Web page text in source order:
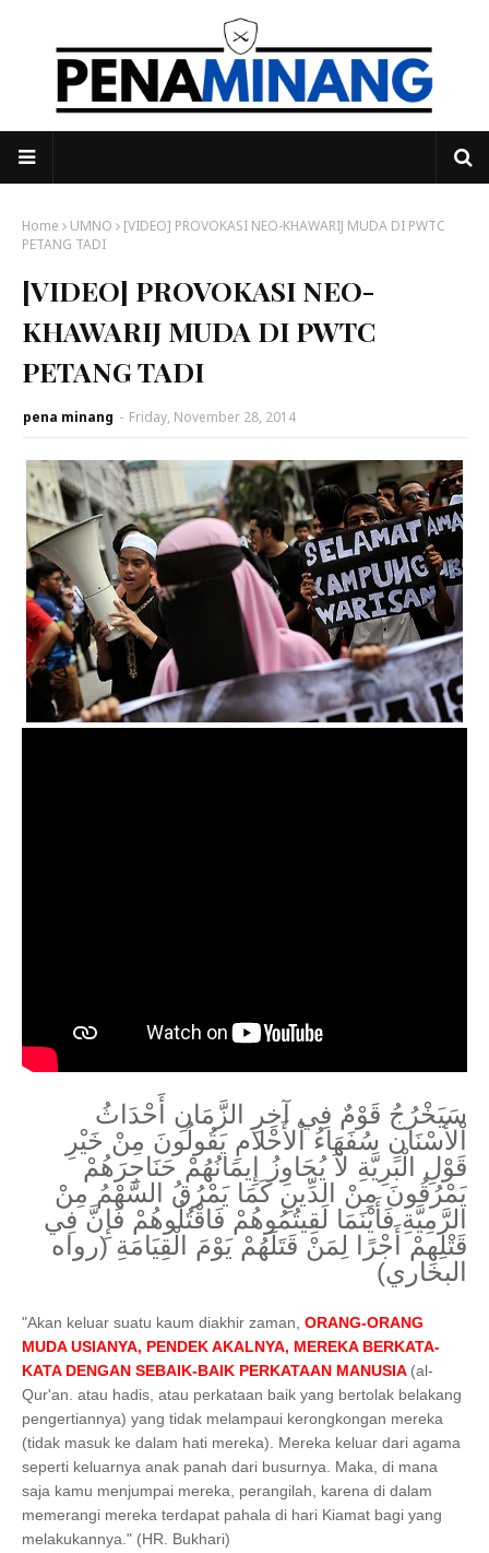
Home UMNO
[VIDEO] PROVOKASI NEO-KHAWARIJ MUDA DI PWTC
PETANG TADI
[VIDEO] PROVOKASI NEO-
KHAWARIJ MUDA DI PWTC
PETANG TADI
pena minang - Friday, November 28, 2014
سَيَخْرُجُ قَوْمٌ فِي آخِرِ الزَّمَانِ أَحْدَاثُ
اْلأَسْنَانِ سُفَهَاءُ اْلأَحْلاَمِ يَقُولُونَ مِنْ خَيْرِ
قَوْلِ الْبَرِيَّةِ لاَ يُجَاوِزُ إِيمَانُهُمْ حَنَاجِرَهُمْ
يَمْرُقُونَ مِنْ الدِّينِ كَمَا يَمْرُقُ السَّهْمُ مِنْ
الرَّمِيَّةِ فَأَيْنَمَا لَقِيتُمُوهُمْ فَاقْتُلُوهُمْ فَإِنَّ فِي
قَتْلِهِمْ أَجْرًا لِمَنْ قَتَلَهُمْ يَوْمَ الْقِيَامَةِ (رواه
البخاري)
"Akan keluar suatu kaum diakhir zaman, ORANG-ORANG
MUDA USIANYA, PENDEK AKALNYA, MEREKA BERKATA-
KATA DENGAN SEBAIK-BAIK PERKATAAN MANUSIA (al-
Qur'an. atau hadis, atau perkataan baik yang bertolak belakang
pengertiannya) yang tidak melampaui kerongkongan mereka
(tidak masuk ke dalam hati mereka). Mereka keluar dari agama
seperti keluarnya anak panah dari busurnya. Maka, di mana
saja kamu menjumpai mereka, perangilah, karena di dalam
memerangi mereka terdapat pahala di hari Kiamat bagi yang
melakukannya." (HR. Bukhari)